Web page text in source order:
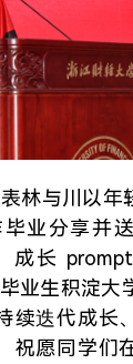
林与川以年
业分享并
成长
业生积淀大
续迭代成长
祝愿同学们